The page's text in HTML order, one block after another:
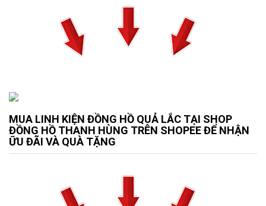
MUA LINH KIỆN ĐỒNG HỒ QUẢ LẮC TẠI SHOP
ĐỒNG HỒ THANH HÙNG TRÊN SHOPEE ĐỂ NHẬN
ỮU ĐÃI VÀ QUÀ TẶNG